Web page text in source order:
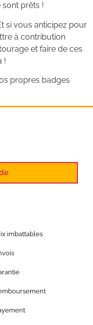
sont prêts !
si vous anticipez pour
à contribution
et faire de ces
!
propres badges
imbattables